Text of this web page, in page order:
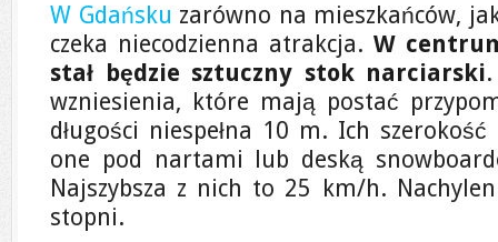
W Gdańsku zarówno na mieszkańców,
czeka niecodzienna atrakcja. W
stał będzie sztuczny stok narciarski
wzniesienia, które mają postać
długości niespełna 10 m. Ich
one pod nartami lub deską
Najszybsza z nich to 25 km/h.
stopni.